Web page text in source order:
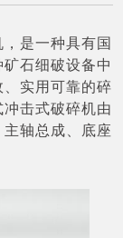
是一种具有国
石细破设备中
实用可靠的碎
击式破碎机由
轴总成、底座